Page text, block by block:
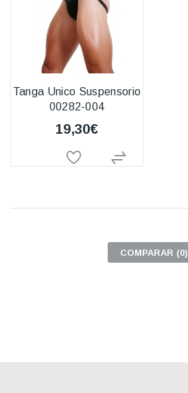
Tanga Unico Suspensorio
00282-004
19,30€
COMPARAR (0)